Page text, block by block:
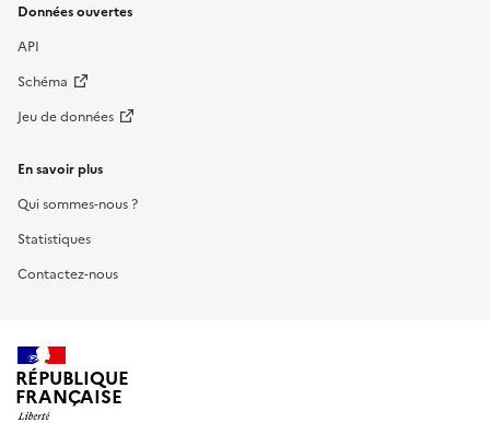
Données ouvertes
API
Schéma
Jeu de données
En savoir plus
Qui sommes-nous ?
Statistiques
Contactez-nous
RÉPUBLIQUE
FRANÇAISE